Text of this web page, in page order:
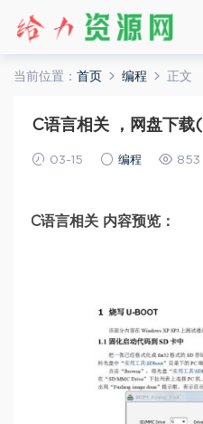
当前位置： 首页 编程 正文
C语言相关 ，网盘下载
03-15 编程 853
C语言相关 内容预览：